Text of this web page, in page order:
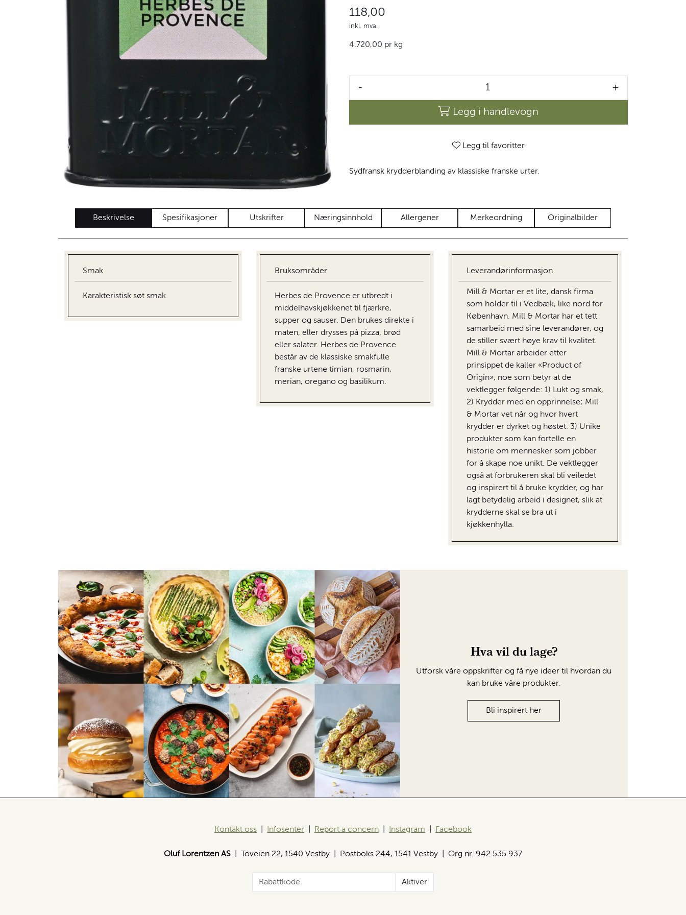
118,00
inkl. mva.
4.720,00 pr kg
- +
Legg i handlevogn
Legg til favoritter
Sydfransk krydderblanding av klassiske franske urter.
Beskrivelse Spesifikasjoner Utskrifter Næringsinnhold Allergener Merkeordning Originalbilder
Smak
Karakteristisk søt smak.
Bruksområder
Herbes de Provence er utbredt i
middelhavskjøkkenet til fjærkre,
supper og sauser. Den brukes direkte i
maten, eller drysses på pizza, brød
eller salater. Herbes de Provence
består av de klassiske smakfulle
franske urtene timian, rosmarin,
merian, oregano og basilikum.
Leverandørinformasjon
Mill & Mortar er et lite, dansk firma
som holder til i Vedbæk, like nord for
København. Mill & Mortar har et tett
samarbeid med sine leverandører, og
de stiller svært høye krav til kvalitet.
Mill & Mortar arbeider etter
prinsippet de kaller «Product of
Origin», noe som betyr at de
vektlegger følgende: 1) Lukt og smak,
2) Krydder med en opprinnelse; Mill
& Mortar vet når og hvor hvert
krydder er dyrket og høstet. 3) Unike
produkter som kan fortelle en
historie om mennesker som jobber
for å skape noe unikt. De vektlegger
også at forbrukeren skal bli veiledet
og inspirert til å bruke krydder, og har
lagt betydelig arbeid i designet, slik at
krydderne skal se bra ut i
kjøkkenhylla.
Hva vil du lage?
Utforsk våre oppskrifter og få nye ideer til hvordan du
kan bruke våre produkter.
Bli inspirert her
Kontakt oss Infosenter Report a concern Instagram Facebook
Oluf Lorentzen AS | Toveien 22, 1540 Vestby | Postboks 244, 1541 Vestby | Org.nr. 942 535 937
Aktiver